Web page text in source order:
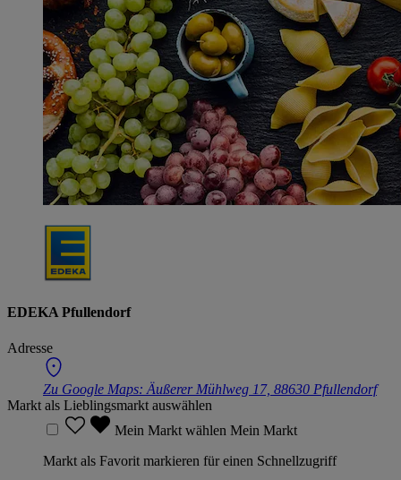
EDEKA Pfullendorf
Adresse
Zu Google Maps: Äußerer Mühlweg 17, 88630 Pfullendorf
Markt als Lieblingsmarkt auswählen
Mein Markt wählen Mein Markt
Markt als Favorit markieren für einen Schnellzugriff